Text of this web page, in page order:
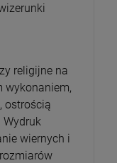
religijne na
wykonaniem,
ostrością
wiernych i